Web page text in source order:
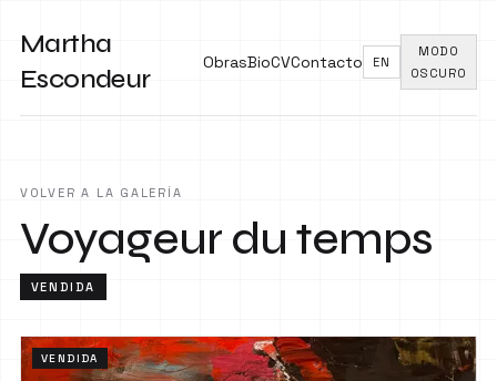
Martha
Escondeur
ObrasBioCVContacto EN
MODO
OSCURO
VOLVER A LA GALERÍA
Voyageur du temps
VENDIDA
VENDIDA